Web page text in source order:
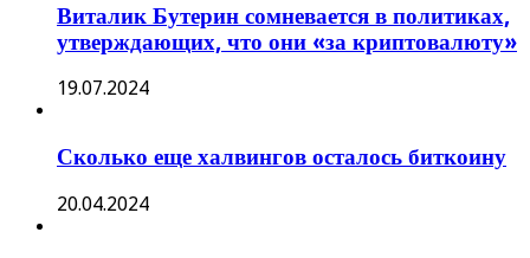
Виталик Бутерин сомневается в политиках,
утверждающих, что они «за криптовалюту»
19.07.2024
Сколько еще халвингов осталось биткоину
20.04.2024